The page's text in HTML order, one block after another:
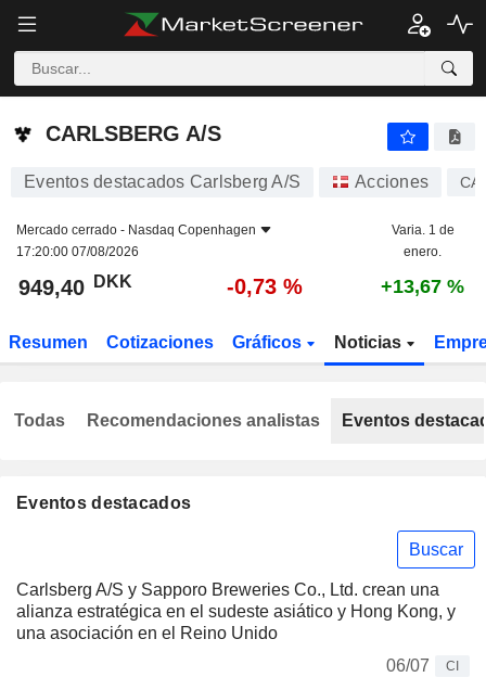
CARLSBERG A/S
CARLSBERG A/S
Eventos destacados Carlsberg A/S Acciones
Mercado cerrado - Nasdaq Copenhagen
17:20:00 07/08/2026
Varia. 1 de
enero.
949,40 DKK -0,73 % +13,67 %
Resumen Cotizaciones Gráficos Noticias
Eventos destacados
Buscar
Carlsberg A/S y Sapporo Breweries Co., Ltd. crean una
alianza estratégica en el sudeste asiático y Hong Kong, y
una asociación en el Reino Unido
06/07
CI
Todas Recomendaciones analistas Eventos